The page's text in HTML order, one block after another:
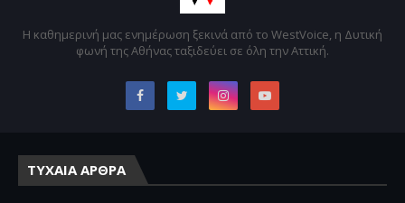
Η καθημερινή μας ενημέρωση ξεκινά από το WestVoice, η Δυτική
φωνή της Αθήνας ταξιδεύει σε όλη την Αττική.
ΤΥΧΑΙΑ ΑΡΘΡΑ